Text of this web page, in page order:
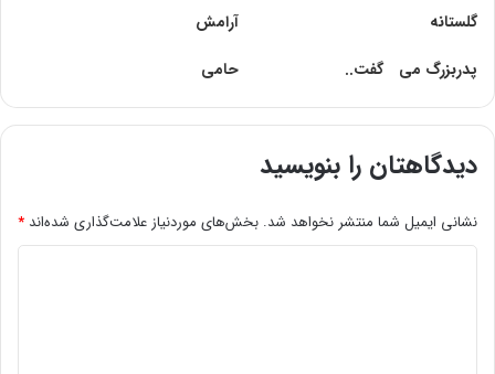
گلستانه
آرامش
پدربزرگ مى گفت..
حامى
دیدگاهتان را بنویسید
نشانی ایمیل شما منتشر نخواهد شد. بخش‌های موردنیاز علامت‌گذاری شده‌اند *